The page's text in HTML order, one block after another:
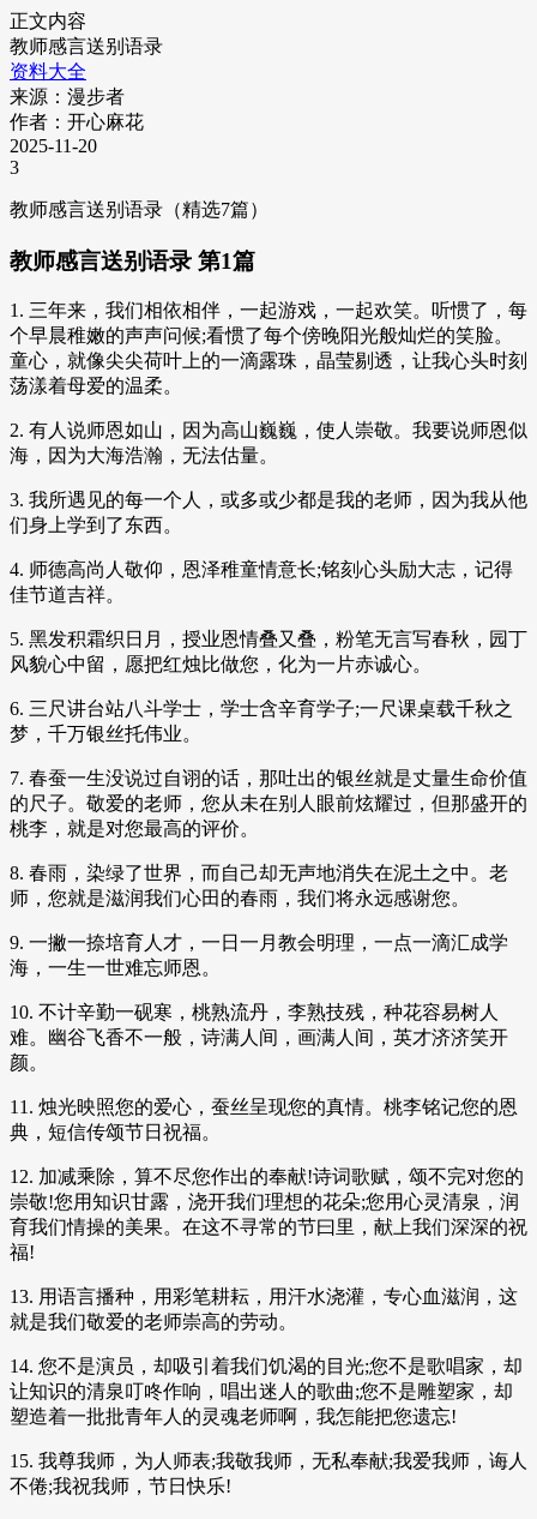
正文内容
教师感言送别语录
资料大全
来源：漫步者
作者：开心麻花
2025-11-20
3
教师感言送别语录（精选7篇）
教师感言送别语录 第1篇
1. 三年来，我们相依相伴，一起游戏，一起欢笑。听惯了，每
个早晨稚嫩的声声问候;看惯了每个傍晚阳光般灿烂的笑脸。
童心，就像尖尖荷叶上的一滴露珠，晶莹剔透，让我心头时刻
荡漾着母爱的温柔。
2. 有人说师恩如山，因为高山巍巍，使人崇敬。我要说师恩似
海，因为大海浩瀚，无法估量。
3. 我所遇见的每一个人，或多或少都是我的老师，因为我从他
们身上学到了东西。
4. 师德高尚人敬仰，恩泽稚童情意长;铭刻心头励大志，记得
佳节道吉祥。
5. 黑发积霜织日月，授业恩情叠又叠，粉笔无言写春秋，园丁
风貌心中留，愿把红烛比做您，化为一片赤诚心。
6. 三尺讲台站八斗学士，学士含辛育学子;一尺课桌载千秋之
梦，千万银丝托伟业。
7. 春蚕一生没说过自诩的话，那吐出的银丝就是丈量生命价值
的尺子。敬爱的老师，您从未在别人眼前炫耀过，但那盛开的
桃李，就是对您最高的评价。
8. 春雨，染绿了世界，而自己却无声地消失在泥土之中。老
师，您就是滋润我们心田的春雨，我们将永远感谢您。
9. 一撇一捺培育人才，一日一月教会明理，一点一滴汇成学
海，一生一世难忘师恩。
10. 不计辛勤一砚寒，桃熟流丹，李熟技残，种花容易树人
难。幽谷飞香不一般，诗满人间，画满人间，英才济济笑开
颜。
11. 烛光映照您的爱心，蚕丝呈现您的真情。桃李铭记您的恩
典，短信传颂节日祝福。
12. 加减乘除，算不尽您作出的奉献!诗词歌赋，颂不完对您的
崇敬!您用知识甘露，浇开我们理想的花朵;您用心灵清泉，润
育我们情操的美果。在这不寻常的节曰里，献上我们深深的祝
福!
13. 用语言播种，用彩笔耕耘，用汗水浇灌，专心血滋润，这
就是我们敬爱的老师崇高的劳动。
14. 您不是演员，却吸引着我们饥渴的目光;您不是歌唱家，却
让知识的清泉叮咚作响，唱出迷人的歌曲;您不是雕塑家，却
塑造着一批批青年人的灵魂老师啊，我怎能把您遗忘!
15. 我尊我师，为人师表;我敬我师，无私奉献;我爱我师，诲人
不倦;我祝我师，节日快乐!